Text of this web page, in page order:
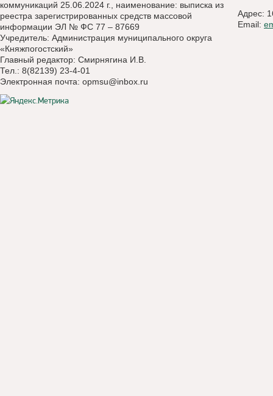
коммуникаций 25.06.2024 г., наименование: выписка из
реестра зарегистрированных средств массовой
информации ЭЛ № ФС 77 – 87669
Учредитель: Администрация муниципального округа
«Княжпогостский»
Главный редактор: Смирнягина И.В.
Тел.: 8(82139) 23-4-01
Электронная почта: opmsu@inbox.ru
Адрес:
Email: